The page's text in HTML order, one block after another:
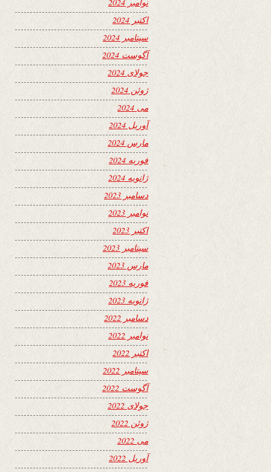
اکتبر 2024
سپتامبر 2024
آگوست 2024
جولای 2024
ژوئن 2024
می 2024
آوریل 2024
مارس 2024
فوریه 2024
ژانویه 2024
دسامبر 2023
نوامبر 2023
اکتبر 2023
سپتامبر 2023
مارس 2023
فوریه 2023
ژانویه 2023
دسامبر 2022
نوامبر 2022
اکتبر 2022
سپتامبر 2022
آگوست 2022
جولای 2022
ژوئن 2022
می 2022
آوریل 2022